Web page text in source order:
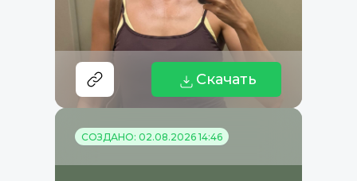
Скачать
СОЗДАНО: 02.08.2026 14:46